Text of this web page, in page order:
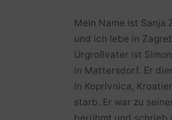
Mein Name ist Sanja
und ich lebe in
Urgroßvater ist
in Mattersdorf. Er
in Koprivnica,
starb. Er war zu